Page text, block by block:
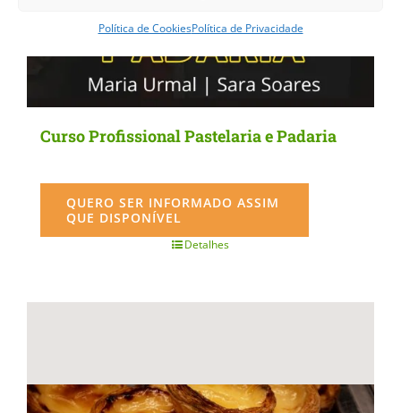
Política de CookiesPolítica de Privacidade
Curso Profissional Pastelaria e Padaria
QUERO SER INFORMADO ASSIM
QUE DISPONÍVEL
Detalhes